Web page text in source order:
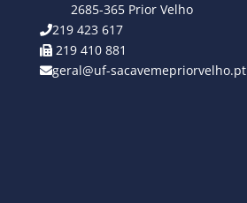
2685-365 Prior Velho
219 423 617
219 410 881
geral@uf-sacavemepriorvelho.pt